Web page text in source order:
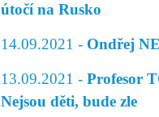
útočí na Rusko
14.09.2021 - Ondřej
13.09.2021 - Profesor
Nejsou děti, bude zle